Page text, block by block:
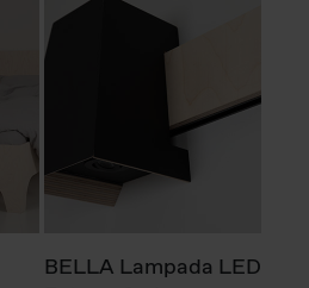
BELLA Lampada LED